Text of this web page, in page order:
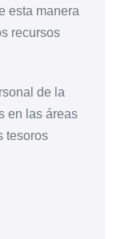
esta manera
recursos
de la
en las áreas
tesoros